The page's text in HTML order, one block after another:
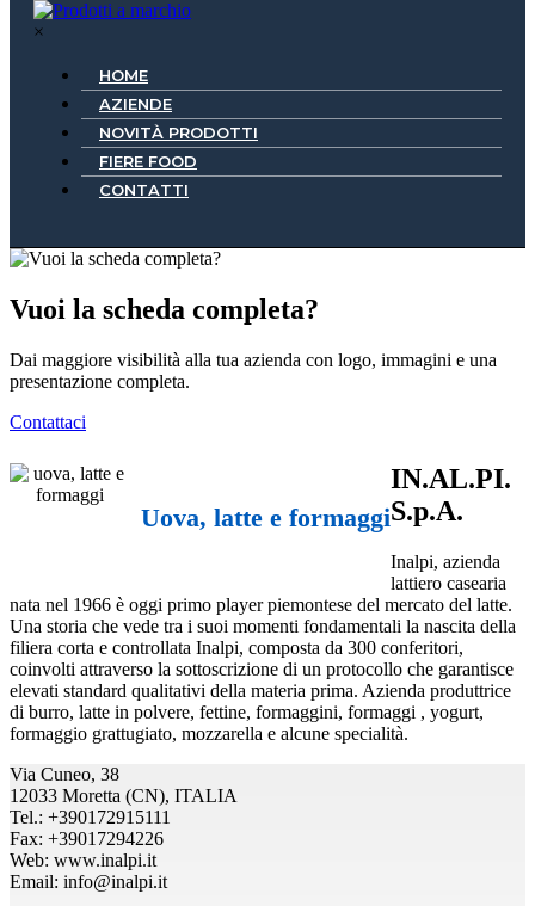
×
HOME
AZIENDE
NOVITÀ PRODOTTI
FIERE FOOD
CONTATTI
Vuoi la scheda completa?
Dai maggiore visibilità alla tua azienda con logo, immagini e una
presentazione completa.
Contattaci
Uova, latte e formaggi
IN.AL.PI.
S.p.A.
Inalpi, azienda
lattiero casearia
nata nel 1966 è oggi primo player piemontese del mercato del latte.
Una storia che vede tra i suoi momenti fondamentali la nascita della
filiera corta e controllata Inalpi, composta da 300 conferitori,
coinvolti attraverso la sottoscrizione di un protocollo che garantisce
elevati standard qualitativi della materia prima. Azienda produttrice
di burro, latte in polvere, fettine, formaggini, formaggi , yogurt,
formaggio grattugiato, mozzarella e alcune specialità.
Via Cuneo, 38
12033 Moretta (CN), ITALIA
Tel.: +390172915111
Fax: +39017294226
Web: www.inalpi.it
Email: info@inalpi.it